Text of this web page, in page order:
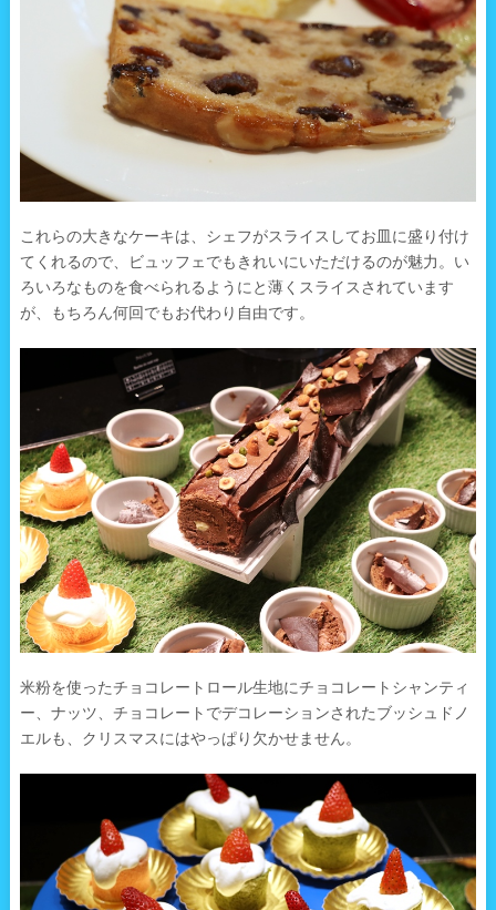
これらの大きなケーキは、シェフがスライスしてお皿に盛り付け
てくれるので、ビュッフェでもきれいにいただけるのが魅力。い
ろいろなものを食べられるようにと薄くスライスされています
が、もちろん何回でもお代わり自由です。
米粉を使ったチョコレートロール生地にチョコレートシャンティ
ー、ナッツ、チョコレートでデコレーションされたブッシュドノ
エルも、クリスマスにはやっぱり欠かせません。